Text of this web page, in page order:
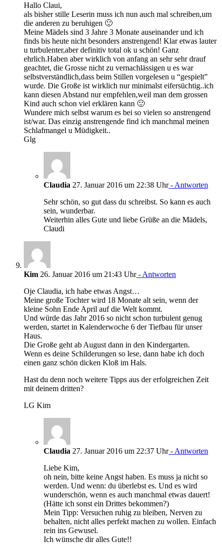
Hallo Claui,
als bisher stille Leserin muss ich nun auch mal schreiben,um
die anderen zu beruhigen 🙂
Meine Mädels sind 3 Jahre 3 Monate auseinander und ich
finds bis heute nicht besonders anstrengend! Klar etwas lauter
u turbulenter,aber definitiv total ok u schön! Ganz
ehrlich.Haben aber wirklich von anfang an sehr sehr drauf
geachtet, die Grosse nicht zu vernachlässigen u es war
selbstverständlich,dass beim Stillen vorgelesen u “gespielt”
wurde. Die Große ist wirklich nur minimalst eifersüchtig..ich
kann diesen Abstand nur empfehlen,weil man dem grossen
Kind auch schon viel erklären kann 🙂
Wundere mich selbst warum es bei so vielen so anstrengend
ist/war. Das einzig anstrengende find ich manchmal meinen
Schlafmangel u Müdigkeit..
Glg
Claudia 27. Januar 2016 um 22:38 Uhr- Antworten
Sehr schön, so gut dass du schreibst. So kann es auch
sein, wunderbar.
Weiterhin alles Gute und liebe Grüße an die Mädels,
Claudi
Kim 26. Januar 2016 um 21:43 Uhr- Antworten
Oje Claudia, ich habe etwas Angst…
Meine große Tochter wird 18 Monate alt sein, wenn der
kleine Sohn Ende April auf die Welt kommt.
Und würde das Jahr 2016 so nicht schon turbulent genug
werden, startet in Kalenderwoche 6 der Tiefbau für unser
Haus.
Die Große geht ab August dann in den Kindergarten.
Wenn es deine Schilderungen so lese, dann habe ich doch
einen ganz schön dicken Kloß im Hals.
Hast du denn noch weitere Tipps aus der erfolgreichen Zeit
mit deinem dritten?
LG Kim
Claudia 27. Januar 2016 um 22:37 Uhr- Antworten
Liebe Kim,
oh nein, bitte keine Angst haben. Es muss ja nicht so
werden. Und wenn: du überlebst es. Und es wird
wunderschön, wenn es auch manchmal etwas dauert!
(Hätte ich sonst ein Drittes bekommen?)
Mein Tipp: Versuchen ruhig zu bleiben, Nerven zu
behalten, nicht alles perfekt machen zu wollen. Einfach
rein ins Gewusel.
Ich wünsche dir alles Gute!!